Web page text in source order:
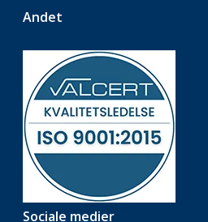
Andet
Sociale medier